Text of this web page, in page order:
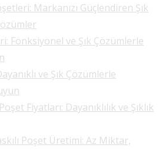
Markanızı Güçlendiren Şık
Fonksiyonel ve Şık Çözümlerle
ve Şık Çözümlerle
Fiyatları: Dayanıklılık ve Şıklık
Poşet Üretimi: Az Miktar,